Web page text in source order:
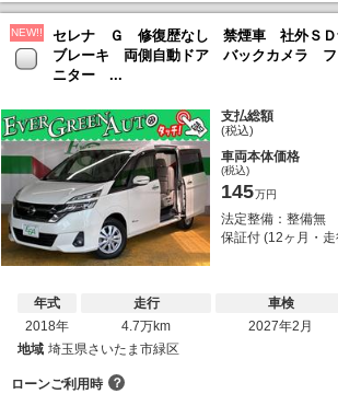
NEW!!
セレナ Ｇ 修復歴なし 禁煙車 社外Ｓ
ブレーキ 両側自動ドア バックカメラ フ
ニター ...
支払総額
(税込)
車両本体価格
(税込)
145万円
法定整備：整備無
保証付 (12ヶ月・
年式
2018年
走行
4.7万km
車検
2027年2月
地域 埼玉県さいたま市緑区
ローンご利用時 ？